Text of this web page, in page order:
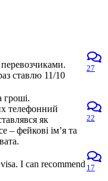
ставлю 11/10
27
гроші.
телефонний
як
– фейкові ім’я та
22
I can recommend 17